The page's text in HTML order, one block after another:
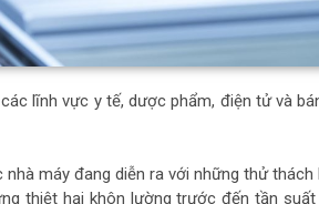
lĩnh vực y tế, dược phẩm, điện tử và
máy đang diễn ra với những thử thách
thiệt hại khôn lường trước đến tần